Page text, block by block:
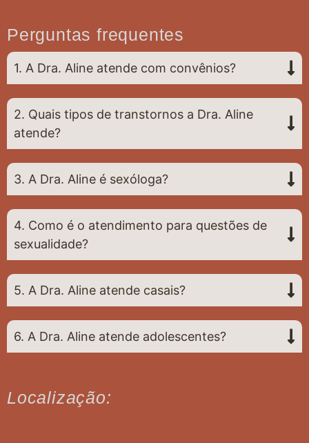
Perguntas frequentes
1. A Dra. Aline atende com convênios?
2. Quais tipos de transtornos a Dra. Aline
atende?
3. A Dra. Aline é sexóloga?
4. Como é o atendimento para questões de
sexualidade?
5. A Dra. Aline atende casais?
6. A Dra. Aline atende adolescentes?
Localização: